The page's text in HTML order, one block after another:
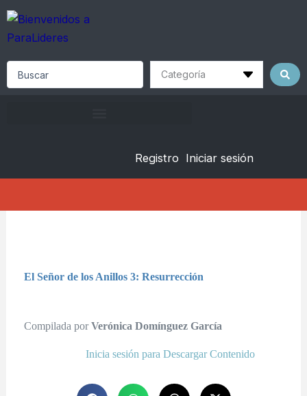
Skip
content
Registro Iniciar sesión
El Señor de los Anillos 3: Resurrección
Compilada porVerónica Domínguez García
Inicia sesión para Descargar Contenido